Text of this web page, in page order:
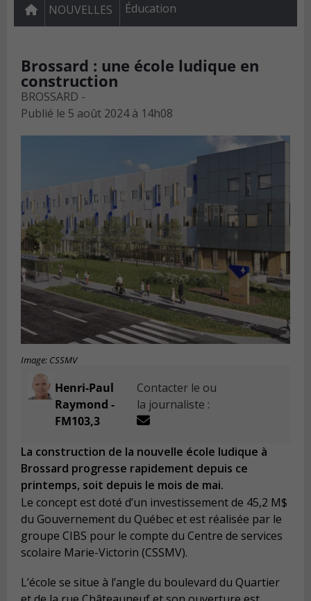
NOUVELLES Éducation
Brossard : une école ludique en
construction
BROSSARD -
Publié le 5 août 2024 à 14h08
Image: CSSMV
Henri-Paul
Raymond -
FM103,3
Contacter le ou
la journaliste :
La construction de la nouvelle école ludique à
Brossard progresse rapidement depuis ce
printemps, soit depuis le mois de mai.
Le concept est doté d’un investissement de 45,2 M$
du Gouvernement du Québec et est réalisée par le
groupe CIBS pour le compte du Centre de services
scolaire Marie-Victorin (CSSMV).
L’école se situe à l’angle du boulevard du Quartier